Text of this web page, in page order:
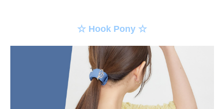
☆ Hook Pony ☆